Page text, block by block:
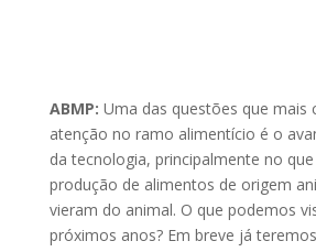
ABMP: Uma das questões que mais
atenção no ramo alimentício é o
da tecnologia, principalmente no
produção de alimentos de origem
vieram do animal. O que podemos
próximos anos? Em breve já